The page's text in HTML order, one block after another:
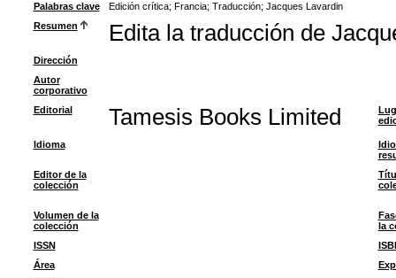
Palabras clave
Edición crítica; Francia; Traducción; Jacques Lavardin
Resumen
Edita la traducción de
Dirección
Autor
corporativo
Editorial
Tamesis Books Limited
Idioma
Editor de la
colección
Volumen de la
colección
la
ISSN
Área